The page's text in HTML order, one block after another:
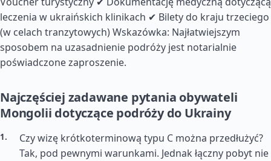
leczenia w ukraińskich klinikach ✔ Bilety do kraju trzeciego
(w celach tranzytowych) Wskazówka: Najłatwiejszym
sposobem na uzasadnienie podróży jest notarialnie
poświadczone zaproszenie.
Najczęściej zadawane pytania obywateli
Mongolii dotyczące podróży do Ukrainy
Czy wizę krótkoterminową typu C można przedłużyć?
Tak, pod pewnymi warunkami. Jednak łączny pobyt nie